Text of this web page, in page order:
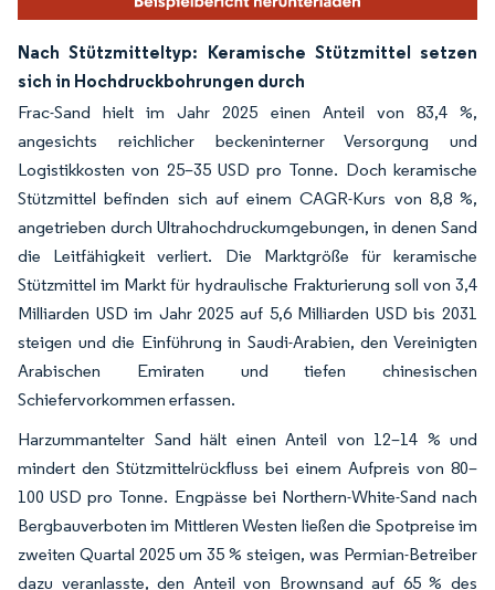
Nach Stützmitteltyp: Keramische Stützmittel setzen
sich in Hochdruckbohrungen durch
Frac-Sand hielt im Jahr 2025 einen Anteil von 83,4 %,
angesichts reichlicher beckeninterner Versorgung und
Logistikkosten von 25–35 USD pro Tonne. Doch keramische
Stützmittel befinden sich auf einem CAGR-Kurs von 8,8 %,
angetrieben durch Ultrahochdruckumgebungen, in denen Sand
die Leitfähigkeit verliert. Die Marktgröße für keramische
Stützmittel im Markt für hydraulische Frakturierung soll von 3,4
Milliarden USD im Jahr 2025 auf 5,6 Milliarden USD bis 2031
steigen und die Einführung in Saudi-Arabien, den Vereinigten
Arabischen Emiraten und tiefen chinesischen
Schiefervorkommen erfassen.
Harzummantelter Sand hält einen Anteil von 12–14 % und
mindert den Stützmittelrückfluss bei einem Aufpreis von 80–
100 USD pro Tonne. Engpässe bei Northern-White-Sand nach
Bergbauverboten im Mittleren Westen ließen die Spotpreise im
zweiten Quartal 2025 um 35 % steigen, was Permian-Betreiber
dazu veranlasste, den Anteil von Brownsand auf 65 % des